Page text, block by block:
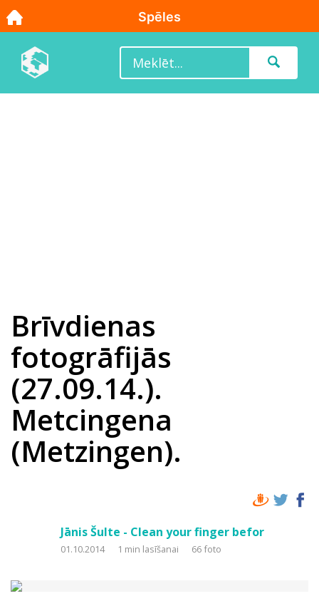
Brīvdienas
fotogrāfijās
(27.09.14.).
Metcingena
(Metzingen).
Jānis Šulte - Clean your finger befor
01.10.2014 1 min lasīšanai 66 foto